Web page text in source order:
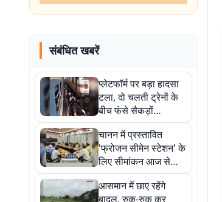
संबंधित खबरें
प्लेटफॉर्म पर बड़ा हादसा
टला, दो चलती ट्रेनों के
बीच फंसे सैकड़ों
परीक्षार्थी; भीड़ प्रबंधन पर
उठे सवाल
चानन में प्रस्तावित
'फ्रोजन सीमेन स्टेशन' के
लिए सीमांकन आज से
शुरू, NDDB टीम ने पूरा
किया टोपोग्राफिक सर्वे
आसमान में छाए रहेंगे
बादल, रुक-रुक कर